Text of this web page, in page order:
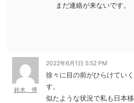
まだ連絡が来ないです。
鈴木 博
2022年6月1日 5:52 PM
徐々に目の前がひらけてい
す。
似たような状況で私も日本